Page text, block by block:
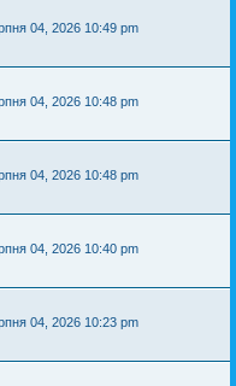
04, 2026 10:49 pm
04, 2026 10:48 pm
04, 2026 10:48 pm
04, 2026 10:40 pm
04, 2026 10:23 pm